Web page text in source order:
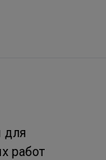
для
работ